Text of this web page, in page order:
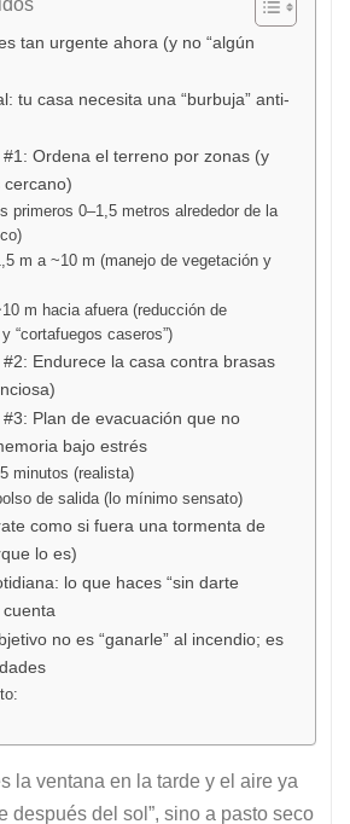
tan urgente ahora (y no “algún
tu casa necesita una “burbuja” anti-
Ordena el terreno por zonas (y
cercano)
primeros 0–1,5 metros alrededor de la
m a ~10 m (manejo de vegetación y
m hacia afuera (reducción de
“cortafuegos caseros”)
Endurece la casa contra brasas
Plan de evacuación que no
bajo estrés
minutos (realista)
de salida (lo mínimo sensato)
como si fuera una tormenta de
lo es)
lo que haces “sin darte
no es “ganarle” al incendio; es
la ventana en la tarde y el aire ya
después del sol”, sino a pasto seco